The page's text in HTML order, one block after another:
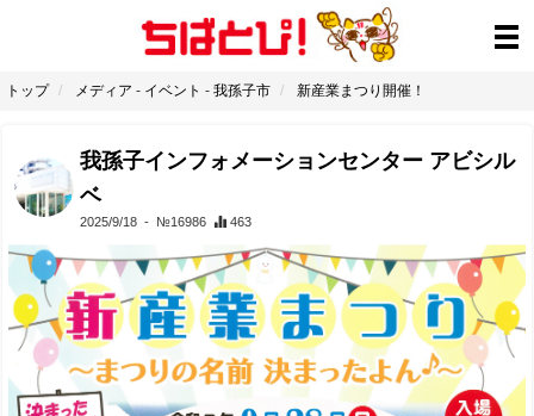
トップ メディア - イベント - 我孫子市 新産業まつり開催！
我孫子インフォメーションセンター アビシル
ベ
2025/9/18 - №16986 463